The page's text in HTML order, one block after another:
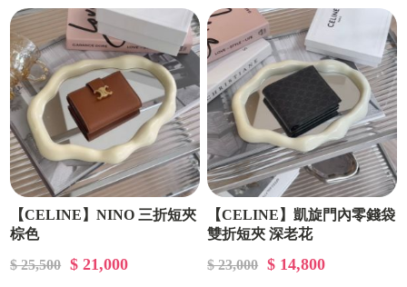
【CELINE】NINO 三折短夾
棕色
$ 25,500
$ 21,000
【CELINE】凱旋門內零錢袋
雙折短夾 深老花
$ 23,000
$ 14,800